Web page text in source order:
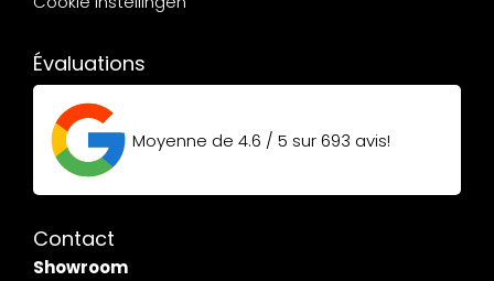
Évaluations
Moyenne de 4.6 / 5 sur693 avis!
Contact
Showroom